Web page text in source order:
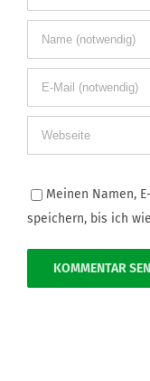
Meinen Namen,
speichern, bis ich